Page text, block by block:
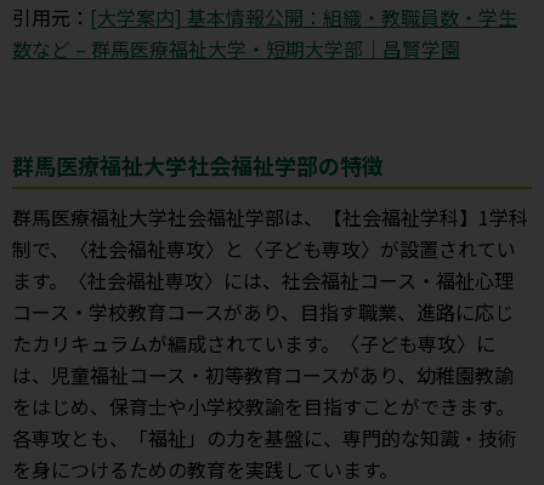
引用元： [大学案内] 基本情報公開：組織・教職員数・学生
数など – 群馬医療福祉大学・短期大学部｜昌賢学園
群馬医療福祉大学社会福祉学部の特徴
群馬医療福祉大学社会福祉学部は、【社会福祉学科】1学科
制で、〈社会福祉専攻〉と〈子ども専攻〉が設置されてい
ます。〈社会福祉専攻〉には、社会福祉コース・福祉心理
コース・学校教育コースがあり、目指す職業、進路に応じ
たカリキュラムが編成されています。〈子ども専攻〉に
は、児童福祉コース・初等教育コースがあり、幼稚園教諭
をはじめ、保育士や小学校教諭を目指すことができます。
各専攻とも、「福祉」の力を基盤に、専門的な知識・技術
を身につけるための教育を実践しています。